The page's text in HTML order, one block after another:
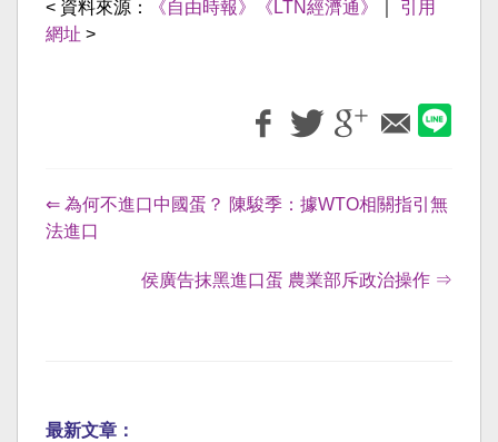
< 資料來源： 《自由時報》《LTN經濟通》
引用
網址 >
⇐ 為何不進口中國蛋？ 陳駿季：據WTO相關指引無
法進口
侯廣告抹黑進口蛋 農業部斥政治操作 ⇒
最新文章：